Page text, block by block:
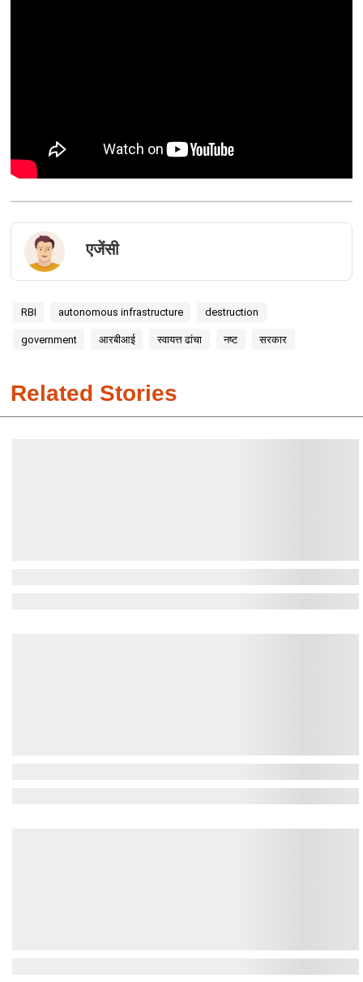
एजेंसी
RBI autonomous infrastructure destruction
government आरबीआई स्वायत्त ढांचा नष्ट सरकार
Related Stories